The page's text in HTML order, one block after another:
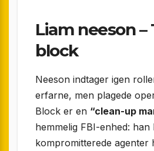
Liam neeson –
block
Neeson indtager igen
erfarne, men plagede
Block er en “clean-up
hemmelig FBI-enhed: han
kompromitterede agenter